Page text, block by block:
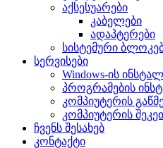
აქსესუარები
კაბელები
ადაპტერები
სისტემური
სერვისები
Windows-ის
პროგრამების
კომპიუტერის
კომპიუტერის
ჩვენს შესახებ
კონტაქტი